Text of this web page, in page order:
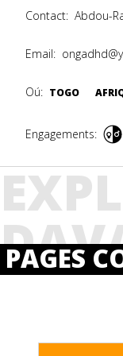
Contact: Abdou-
Email:
Oú: TOGO
Engagements:
PAGES